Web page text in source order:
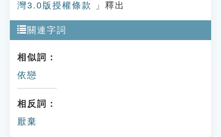
灣3.0版授權條款
」釋出
關連字詞
相似詞：
依戀
相反詞：
厭棄